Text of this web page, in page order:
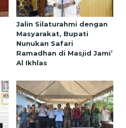
Jalin Silaturahmi dengan
Masyarakat, Bupati
Nunukan Safari
Ramadhan di Masjid Jami’
Al Ikhlas